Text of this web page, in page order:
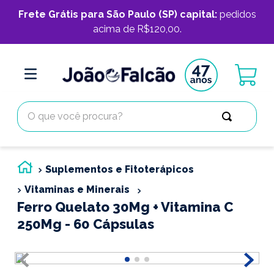
Frete Grátis para São Paulo (SP) capital:pedidos
acima de R$120,00.
O que você procura?
Suplementos e Fitoterápicos
Vitaminas e Minerais
Ferro Quelato 30Mg + Vitamina C
250Mg - 60 Cápsulas